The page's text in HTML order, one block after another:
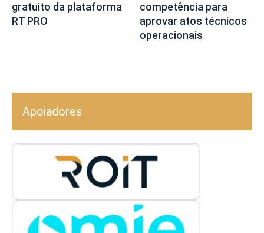
gratuito da plataforma
RT PRO
competência para
aprovar atos técnicos
operacionais
Apoiadores